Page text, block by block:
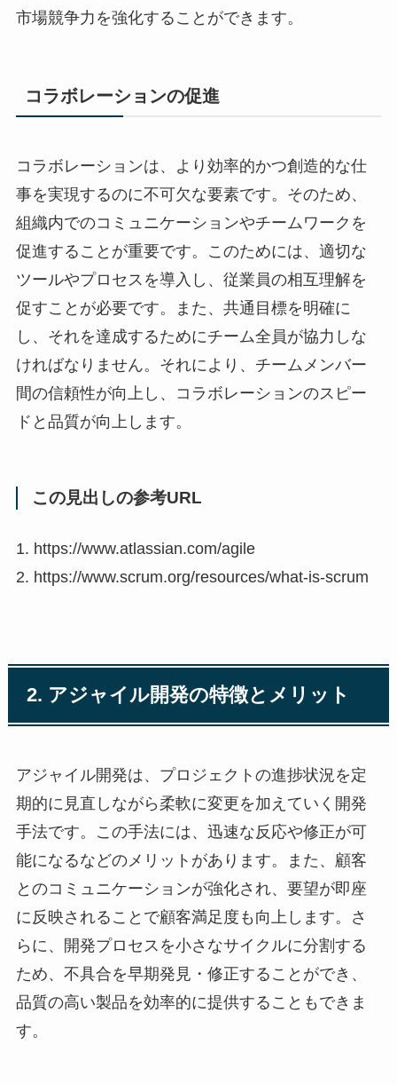
市場競争力を強化することができます。
コラボレーションの促進
コラボレーションは、より効率的かつ創造的な仕
事を実現するのに不可欠な要素です。そのため、
組織内でのコミュニケーションやチームワークを
促進することが重要です。このためには、適切な
ツールやプロセスを導入し、従業員の相互理解を
促すことが必要です。また、共通目標を明確に
し、それを達成するためにチーム全員が協力しな
ければなりません。それにより、チームメンバー
間の信頼性が向上し、コラボレーションのスピー
ドと品質が向上します。
この見出しの参考URL
1. https://www.atlassian.com/agile
2. https://www.scrum.org/resources/what-is-scrum
2. アジャイル開発の特徴とメリット
アジャイル開発は、プロジェクトの進捗状況を定
期的に見直しながら柔軟に変更を加えていく開発
手法です。この手法には、迅速な反応や修正が可
能になるなどのメリットがあります。また、顧客
とのコミュニケーションが強化され、要望が即座
に反映されることで顧客満足度も向上します。さ
らに、開発プロセスを小さなサイクルに分割する
ため、不具合を早期発見・修正することができ、
品質の高い製品を効率的に提供することもできま
す。